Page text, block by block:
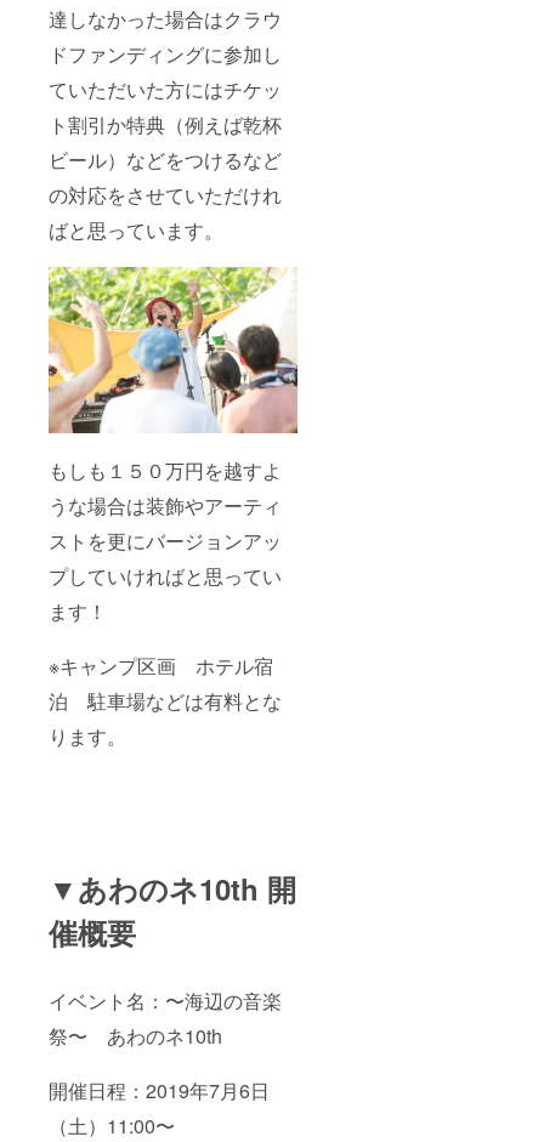
達しなかった場合はクラウ
ドファンディングに参加し
ていただいた方にはチケッ
ト割引か特典（例えば乾杯
ビール）などをつけるなど
の対応をさせていただけれ
ばと思っています。
もしも１５０万円を越すよ
うな場合は装飾やアーティ
ストを更にバージョンアッ
プしていければと思ってい
ます！
※キャンプ区画 ホテル宿
泊 駐車場などは有料とな
ります。
▼あわのネ10th 開
催概要
イベント名：〜海辺の音楽
祭〜 あわのネ10th
開催日程：2019年7月6日
（土）11:00〜